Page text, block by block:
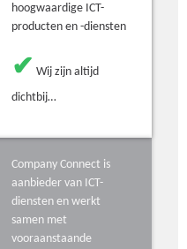
hoogwaardige ICT-
producten en -diensten
✔ Wij zijn altijd
dichtbij…
Company Connect is
aanbieder van ICT-
diensten en werkt
samen met
vooraanstaande